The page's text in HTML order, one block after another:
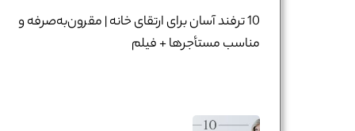
10 ترفند آسان برای ارتقای خانه | مقرون‌به‌صرفه و
مناسب مستأجرها + فیلم